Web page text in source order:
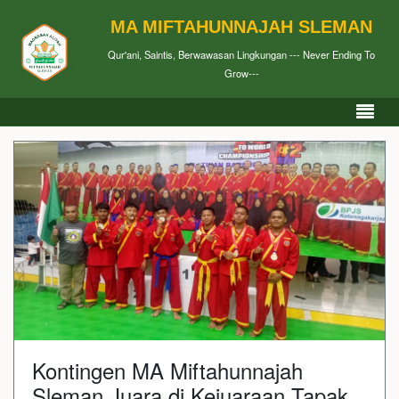
MA MIFTAHUNNAJAH SLEMAN
Qur'ani, Saintis, Berwawasan Lingkungan --- Never Ending To
Grow---
Kontingen MA Miftahunnajah